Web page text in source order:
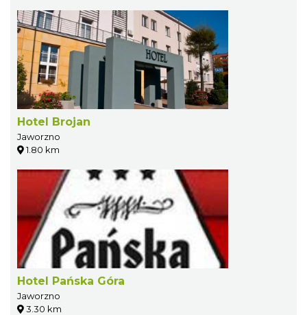
Hotel Brojan
Jaworzno
1.80 km
Hotel Pańska Góra
Jaworzno
3.30 km